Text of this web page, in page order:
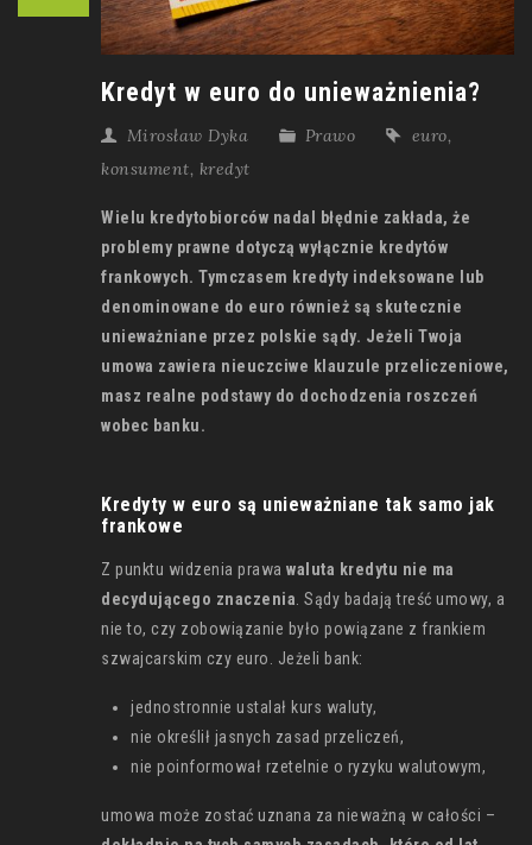
Kredyt w euro do unieważnienia?
Mirosław Dyka Prawo euro,
konsument, kredyt
Wielu kredytobiorców nadal błędnie zakłada, że
problemy prawne dotyczą wyłącznie kredytów
frankowych. Tymczasem kredyty indeksowane lub
denominowane do euro również są skutecznie
unieważniane przez polskie sądy. Jeżeli Twoja
umowa zawiera nieuczciwe klauzule przeliczeniowe,
masz realne podstawy do dochodzenia roszczeń
wobec banku.
Kredyty w euro są unieważniane tak samo jak
frankowe
Z punktu widzenia prawa waluta kredytu nie ma
decydującego znaczenia . Sądy badają treść umowy, a
nie to, czy zobowiązanie było powiązane z frankiem
szwajcarskim czy euro. Jeżeli bank:
jednostronnie ustalał kurs waluty,
nie określił jasnych zasad przeliczeń,
nie poinformował rzetelnie o ryzyku walutowym,
umowa może zostać uznana za nieważną w całości –